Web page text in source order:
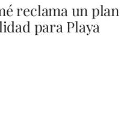
reclama un plan
para Playa